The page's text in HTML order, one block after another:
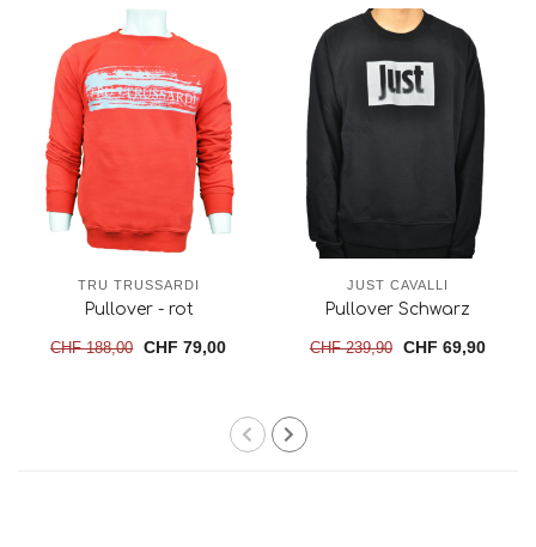
TRU TRUSSARDI
Pullover - rot
CHF 188,00 CHF 79,00
JUST CAVALLI
Pullover Schwarz
CHF 239,90 CHF 69,90